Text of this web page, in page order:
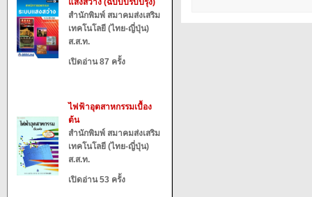
แสงสว่าง (ฉบับปรับปรุง)
สำนักพิมพ์ สมาคมส่งเสริม
เทคโนโลยี (ไทย-ญี่ปุ่น)
ส.ส.ท.
เปิดอ่าน 87 ครั้ง
ไฟฟ้าอุตสาหกรรมเบื้อง
ต้น
สำนักพิมพ์ สมาคมส่งเสริม
เทคโนโลยี (ไทย-ญี่ปุ่น)
ส.ส.ท.
เปิดอ่าน 53 ครั้ง